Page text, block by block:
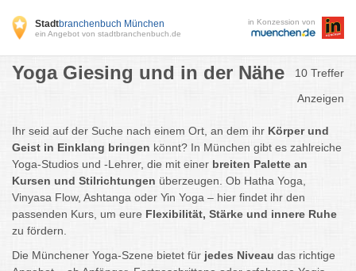
Stadtbranchenbuch München
ein Angebot von stadtbranchenbuch.de
in Konzession von
Yoga Giesing und in der Nähe
10 Treffer
Anzeigen
Ihr seid auf der Suche nach einem Ort, an dem ihr Körper und
Geist in Einklang bringen könnt? In München gibt es zahlreiche
Yoga-Studios und -Lehrer, die mit einer breiten Palette an
Kursen und Stilrichtungen überzeugen. Ob Hatha Yoga,
Vinyasa Flow, Ashtanga oder Yin Yoga – hier findet ihr den
passenden Kurs, um eure Flexibilität, Stärke und innere Ruhe
zu fördern.
Die Münchener Yoga-Szene bietet für jedes Niveau das richtige